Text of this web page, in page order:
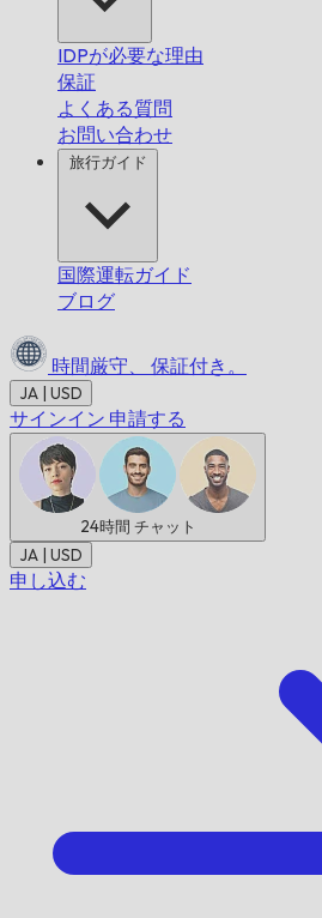
IDPが必要な理由
保証
よくある質問
お問い合わせ
旅行ガイド
国際運転ガイド
ブログ
時間厳守、 保証付き。
JA | USD
サインイン 申請する
24時間 チャット
JA | USD
申し込む